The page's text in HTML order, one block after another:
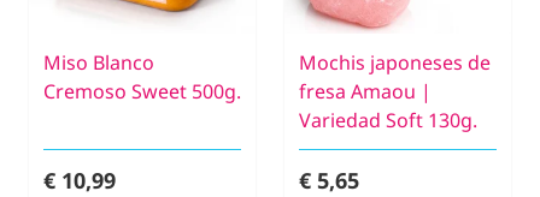
Miso Blanco
Cremoso Sweet 500g.
€ 10,99
Mochis japoneses de
fresa Amaou |
Variedad Soft 130g.
€ 5,65